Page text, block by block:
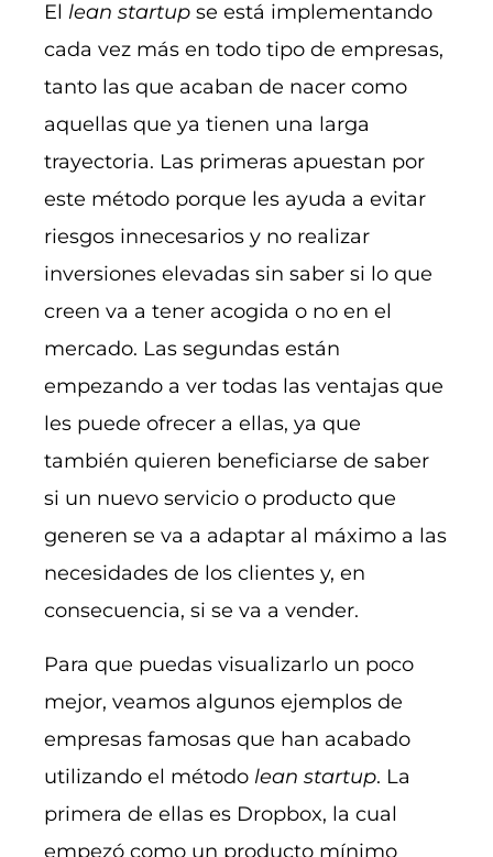
El lean startup se está implementando
cada vez más en todo tipo de empresas,
tanto las que acaban de nacer como
aquellas que ya tienen una larga
trayectoria. Las primeras apuestan por
este método porque les ayuda a evitar
riesgos innecesarios y no realizar
inversiones elevadas sin saber si lo que
creen va a tener acogida o no en el
mercado. Las segundas están
empezando a ver todas las ventajas que
les puede ofrecer a ellas, ya que
también quieren beneficiarse de saber
si un nuevo servicio o producto que
generen se va a adaptar al máximo a las
necesidades de los clientes y, en
consecuencia, si se va a vender.
Para que puedas visualizarlo un poco
mejor, veamos algunos ejemplos de
empresas famosas que han acabado
utilizando el método lean startup. La
primera de ellas es Dropbox, la cual
empezó como un producto mínimo